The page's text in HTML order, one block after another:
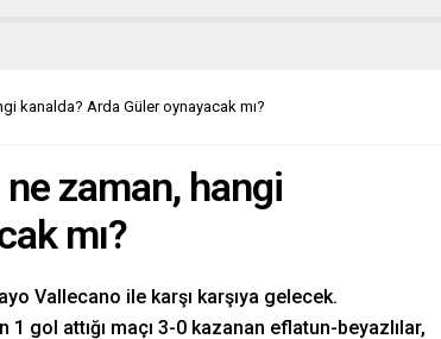
kanalda? Arda Güler oynayacak mı?
zaman, hangi
mı?
Vallecano ile karşı karşıya gelecek.
1 gol attığı maçı 3-0 kazanan eflatun-beyazlılar,